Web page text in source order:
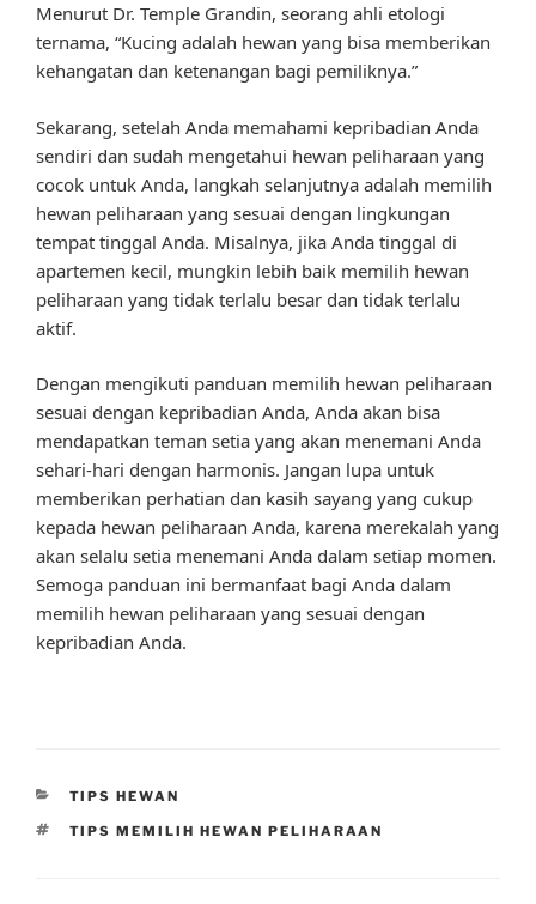
Menurut Dr. Temple Grandin, seorang ahli etologi
ternama, “Kucing adalah hewan yang bisa memberikan
kehangatan dan ketenangan bagi pemiliknya.”
Sekarang, setelah Anda memahami kepribadian Anda
sendiri dan sudah mengetahui hewan peliharaan yang
cocok untuk Anda, langkah selanjutnya adalah memilih
hewan peliharaan yang sesuai dengan lingkungan
tempat tinggal Anda. Misalnya, jika Anda tinggal di
apartemen kecil, mungkin lebih baik memilih hewan
peliharaan yang tidak terlalu besar dan tidak terlalu
aktif.
Dengan mengikuti panduan memilih hewan peliharaan
sesuai dengan kepribadian Anda, Anda akan bisa
mendapatkan teman setia yang akan menemani Anda
sehari-hari dengan harmonis. Jangan lupa untuk
memberikan perhatian dan kasih sayang yang cukup
kepada hewan peliharaan Anda, karena merekalah yang
akan selalu setia menemani Anda dalam setiap momen.
Semoga panduan ini bermanfaat bagi Anda dalam
memilih hewan peliharaan yang sesuai dengan
kepribadian Anda.
CATEGORIES
TIPS HEWAN
TAGS
TIPS MEMILIH HEWAN PELIHARAAN